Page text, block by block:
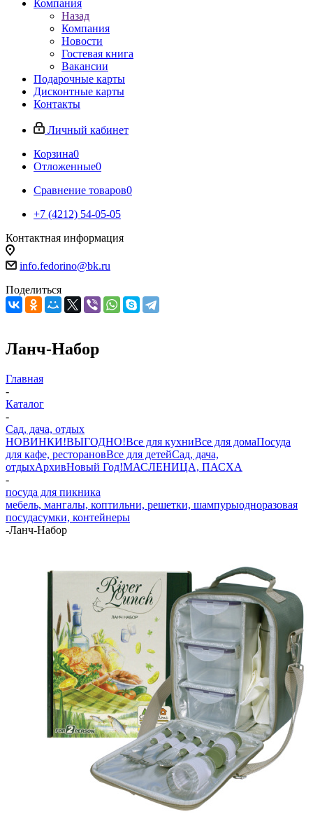
Компания
Назад
Компания
Новости
Гостевая книга
Вакансии
Подарочные карты
Дисконтные карты
Контакты
Личный кабинет
Корзина0
Отложенные0
Сравнение товаров0
+7 (4212) 54-05-05
Контактная информация
info.fedorino@bk.ru
Поделиться
Ланч-Набор
Главная
-
Каталог
-
Сад, дача, отдых
НОВИНКИ!ВЫГОДНО!Все для кухниВсе для домаПосуда
для кафе, ресторановВсе для детейСад, дача,
отдыхАрхивНовый Год!МАСЛЕНИЦА, ПАСХА
-
посуда для пикника
мебель, мангалы, коптильни, решетки, шампурыодноразовая
посудасумки, контейнеры
-Ланч-Набор